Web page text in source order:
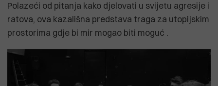
Polazeći od pitanja kako djelovati u svijetu agresije i
ratova, ova kazališna predstava traga za utopijskim
prostorima gdje bi mir mogao biti moguć .